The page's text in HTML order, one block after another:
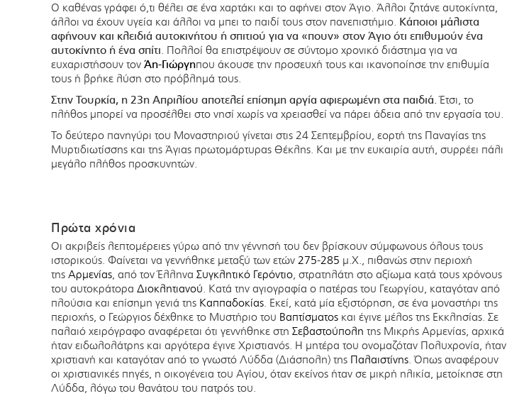
Ο καθένας γράφει ό,τι θέλει σε ένα χαρτάκι και το αφήνει στον Άγιο. Άλλοι ζητάνε αυτοκίνητα,
άλλοι να έχουν υγεία και άλλοι να μπει το παιδί τους στον πανεπιστήμιο. Κάποιοι μάλιστα
αφήνουν και κλειδιά αυτοκινήτου ή σπιτιού για να «πουν» στον Άγιο ότι επιθυμούν ένα
αυτοκίνητο ή ένα σπίτι. Πολλοί θα επιστρέψουν σε σύντομο χρονικό διάστημα για να
ευχαριστήσουν τον Άη-Γιώργηπου άκουσε την προσευχή τους και ικανοποίησε την επιθυμία
τους ή βρήκε λύση στο πρόβλημά τους.
Στην Τουρκία, η 23η Απριλίου αποτελεί επίσημη αργία αφιερωμένη στα παιδιά.Έτσι, το
πλήθος μπορεί να προσέλθει στο νησί χωρίς να χρειασθεί να πάρει άδεια από την εργασία του.
Το δεύτερο πανηγύρι του Μοναστηριού γίνεται στις 24 Σεπτεμβρίου, εορτή της Παναγίας της
Μυρτιδιωτίσσης και της Άγιας πρωτομάρτυρας Θέκλης. Και με την ευκαιρία αυτή, συρρέει πάλι
μεγάλο πλήθος προσκυνητών.
Πρώτα χρόνια
Οι ακριβείς λεπτομέρειες γύρω από την γέννησή του δεν βρίσκουν σύμφωνους όλους τους
ιστορικούς. Φαίνεται να γεννήθηκε μεταξύ των ετών 275-285 μ.Χ., πιθανώς στην περιοχή
της Αρμενίας, από τον Έλληνα Συγκλητικό Γερόντιο, στρατηλάτη στο αξίωμα κατά τους χρόνους
του αυτοκράτορα Διοκλητιανού. Κατά την αγιογραφία ο πατέρας του Γεωργίου, καταγόταν από
πλούσια και επίσημη γενιά της Καππαδοκίας. Εκεί, κατά μία εξιστόρηση, σε ένα μοναστήρι της
περιοχής, ο Γεώργιος δέχθηκε το Μυστήριο του Βαπτίσματος και έγινε μέλος της Εκκλησίας. Σε
παλαιό χειρόγραφο αναφέρεται ότι γεννήθηκε στη Σεβαστούπολη της Μικρής Αρμενίας, αρχικά
ήταν ειδωλολάτρης και αργότερα έγινε Χριστιανός. Η μητέρα του ονομαζόταν Πολυχρονία, ήταν
χριστιανή και καταγόταν από το γνωστό Λύδδα (Διάσπολη) της Παλαιστίνης. Όπως αναφέρουν
οι χριστιανικές πηγές, η οικογένεια του Αγίου, όταν εκείνος ήταν σε μικρή ηλικία, μετοίκησε στη
Λύδδα, λόγω του θανάτου του πατρός του.